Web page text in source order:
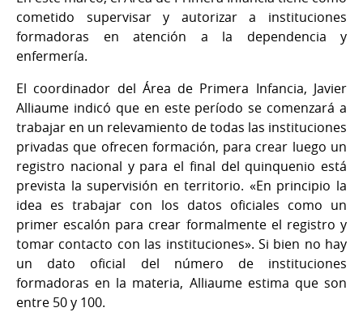
cometido supervisar y autorizar a instituciones
formadoras en atención a la dependencia y
enfermería.
El coordinador del Área de Primera Infancia, Javier
Alliaume indicó que en este período se comenzará a
trabajar en un relevamiento de todas las instituciones
privadas que ofrecen formación, para crear luego un
registro nacional y para el final del quinquenio está
prevista la supervisión en territorio. «En principio la
idea es trabajar con los datos oficiales como un
primer escalón para crear formalmente el registro y
tomar contacto con las instituciones». Si bien no hay
un dato oficial del número de instituciones
formadoras en la materia, Alliaume estima que son
entre 50 y 100.